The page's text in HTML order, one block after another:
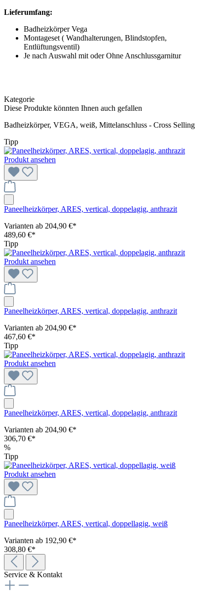
Lieferumfang:
Badheizkörper Vega
Montageset ( Wandhalterungen, Blindstopfen,
Entlüftungsventil)
Je nach Auswahl mit oder Ohne Anschlussgarnitur
Kategorie
Diese Produkte könnten Ihnen auch gefallen
Badheizkörper, VEGA, weiß, Mittelanschluss - Cross Selling
Tipp
Produkt ansehen
Paneelheizkörper, ARES, vertical, doppelagig, anthrazit
Varianten ab 204,90 €*
489,60 €*
Tipp
Produkt ansehen
Paneelheizkörper, ARES, vertical, doppelagig, anthrazit
Varianten ab 204,90 €*
467,60 €*
Tipp
Produkt ansehen
Paneelheizkörper, ARES, vertical, doppelagig, anthrazit
Varianten ab 204,90 €*
306,70 €*
%
Tipp
Produkt ansehen
Paneelheizkörper, ARES, vertical, doppellagig, weiß
Varianten ab 192,90 €*
308,80 €*
Service & Kontakt